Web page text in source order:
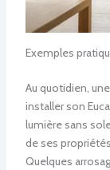
Exemples
Au quotidien,
installer son
lumière sans
de ses
Quelques